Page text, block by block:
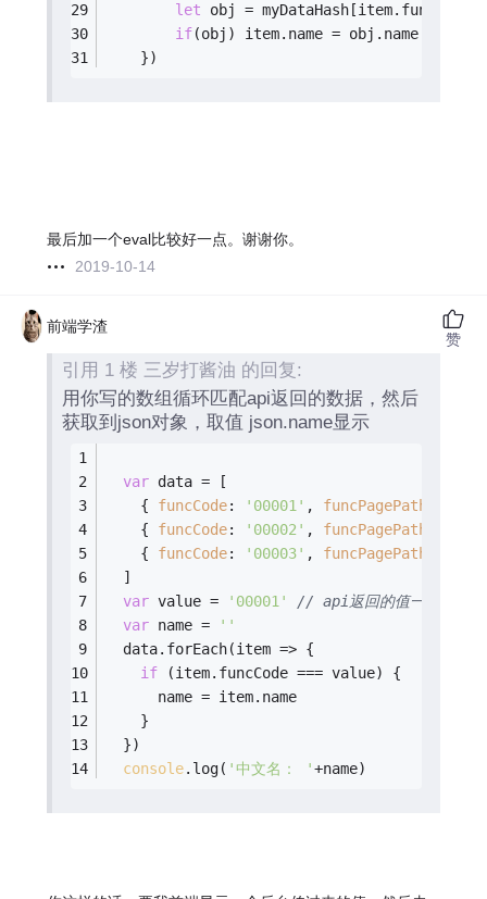
let obj = myDataHash[item.funcCode]
if(obj) item.name = obj.name
    })
最后加一个eval比较好一点。谢谢你。
2019-10-14
前端学渣
引用 1 楼 三岁打酱油 的回复:
用你写的数组循环匹配api返回的数据，然后
获取到json对象，取值 json.name显示
var data = [
    {
funcCode: '00001' , funcPagePath
    {
funcCode: '00002' , funcPagePath
    {
funcCode: '00003' , funcPagePath
  ]
var value = '00001'
// api返回的值一定要等于
var name =
''
  data.forEach(
item => {
if (item.funcCode === value) {
      name = item.name
    }
  })
console.log( '中文名： '+name)
赞